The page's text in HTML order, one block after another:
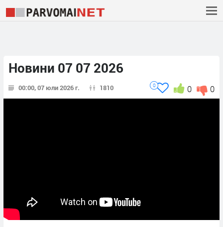
Новини 07 07 2026
00:00, 07 юли 2026 г. 1810 0
0
0